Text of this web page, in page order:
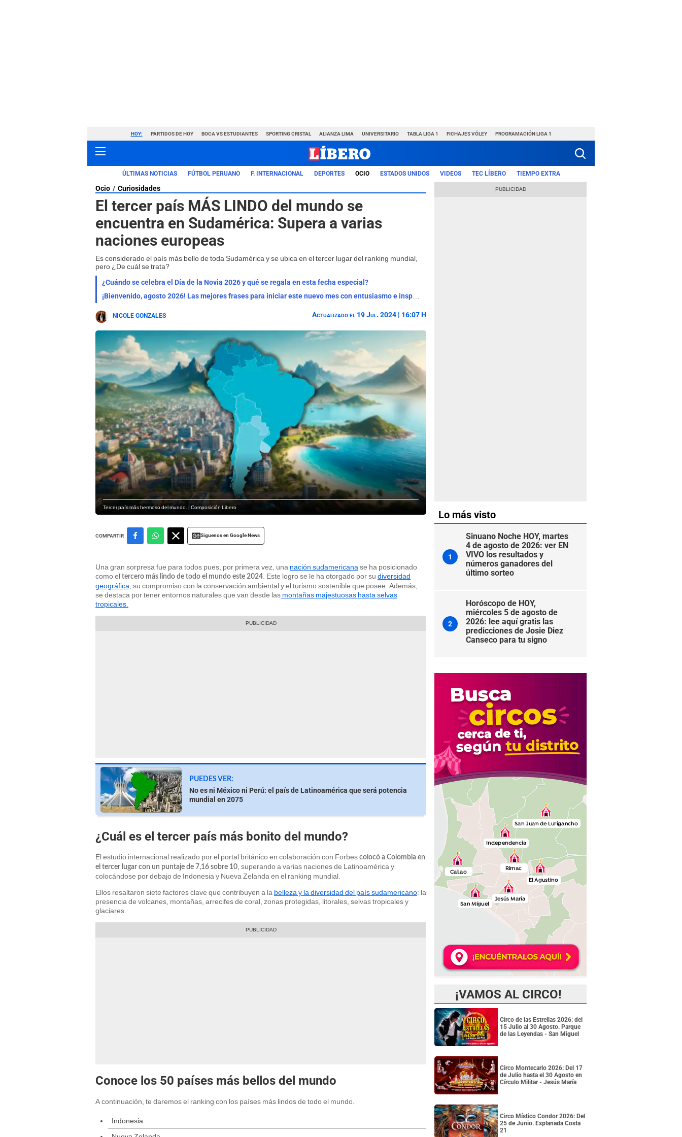
HOY: PARTIDOS DE HOY BOCA VS ESTUDIANTES SPORTING CRISTAL ALIANZA LIMA UNIVERSITARIO TABLA LIGA 1 FICHAJES VÓLEY PROGRAMACIÓN LIGA 1
ÚLTIMAS NOTICIAS FÚTBOL PERUANO F. INTERNACIONAL DEPORTES OCIO ESTADOS UNIDOS VIDEOS TEC LÍBERO TIEMPO EXTRA
Ocio Curiosidades
El tercer país MÁS LINDO del mundo se
encuentra en Sudamérica: Supera a varias
naciones europeas
Es considerado el país más bello de toda Sudamérica y se ubica en el tercer lugar del ranking mundial,
pero ¿De cuál se trata?
¿Cuándo se celebra el Día de la Novia 2026 y qué se regala en esta fecha especial?
¡Bienvenido, agosto 2026! Las mejores frases para iniciar este nuevo mes con entusiasmo e inspiración
NICOLE GONZALES Actualizado el 19 Jul. 2024 | 16:07 H
Tercer país más hermoso del mundo. | Composición Libero
COMPARTIR Siguenos en Google News
Una gran sorpresa fue para todos pues, por primera vez, una nación sudamericana se ha posicionado
como el tercero más lindo de todo el mundo este 2024 . Este logro se le ha otorgado por su diversidad
geográfica , su compromiso con la conservación ambiental y el turismo sostenible que posee. Además,
se destaca por tener entornos naturales que van desde las montañas majestuosas hasta selvas
tropicales.
PUEDES VER:
No es ni México ni Perú: el país de Latinoamérica que será potencia
mundial en 2075
¿Cuál es el tercer país más bonito del mundo?
El estudio internacional realizado por el portal británico en colaboración con Forbes colocó a Colombia en
el tercer lugar con un puntaje de 7,16 sobre 10, superando a varias naciones de Latinoamérica y
colocándose por debajo de Indonesia y Nueva Zelanda en el ranking mundial.
Ellos resaltaron siete factores clave que contribuyen a la belleza y la diversidad del país sudamericano: la
presencia de volcanes, montañas, arrecifes de coral, zonas protegidas, litorales, selvas tropicales y
glaciares.
Conoce los 50 países más bellos del mundo
A continuación, te daremos el ranking con los países más lindos de todo el mundo.
Indonesia
Lo más visto
1
Sinuano Noche HOY, martes
4 de agosto de 2026: ver EN
VIVO los resultados y
números ganadores del
último sorteo
2
Horóscopo de HOY,
miércoles 5 de agosto de
2026: lee aquí gratis las
predicciones de Josie Diez
Canseco para tu signo
¡VAMOS AL CIRCO!
Circo de las Estrellas 2026: del
15 Julio al 30 Agosto. Parque
de las Leyendas - San Miguel
Circo Montecarlo 2026: Del 17
de Julio hasta el 30 Agosto en
Círculo Militar - Jesús María
Circo Místico Condor 2026: Del
25 de Junio. Explanada Costa
21